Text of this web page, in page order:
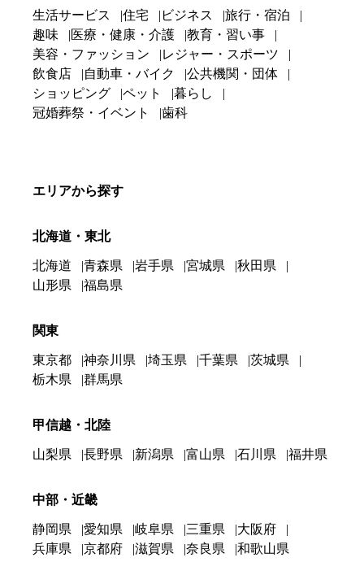
生活サービス 住宅 ビジネス
旅行・宿泊
趣味
医療・健康・介護
教育・習い事
美容・ファッション
レジャー・スポーツ
飲食店
自動車・バイク
公共機関・団体
ショッピング
ペット
暮らし
冠婚葬祭・イベント
歯科
エリアから探す
北海道・東北
北海道 青森県 岩手県 宮城県
秋田県
山形県
福島県
関東
東京都 神奈川県 埼玉県 千葉県
茨城県
栃木県
群馬県
甲信越・北陸
山梨県 長野県 新潟県 富山県 石川県 福井県
中部・近畿
静岡県 愛知県 岐阜県 三重県
大阪府
兵庫県
京都府 滋賀県 奈良県 和歌山県